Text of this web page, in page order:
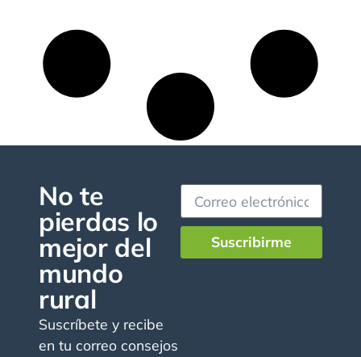
No te
pierdas lo
mejor del
mundo
rural
Suscríbete y recibe
en tu correo consejos
Suscribirme